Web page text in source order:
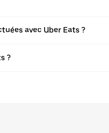
avec Uber Eats ?
?